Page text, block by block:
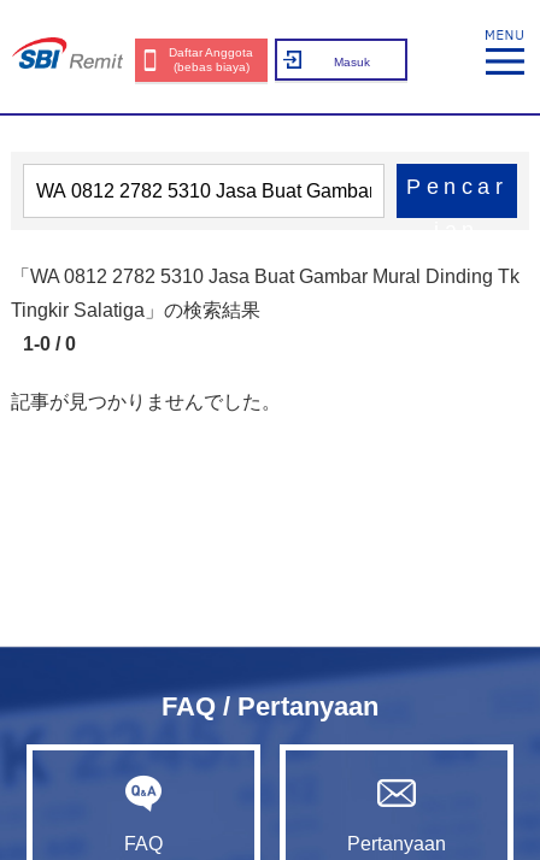
Daftar Anggota
(bebas biaya)
Masuk
Pencar
「WA 0812 2782 5310 Jasa Buat Gambar Mural Dinding Tk
Tingkir Salatiga」の検索結果
1-0 / 0
記事が見つかりませんでした。
FAQ / Pertanyaan
FAQ Pertanyaan